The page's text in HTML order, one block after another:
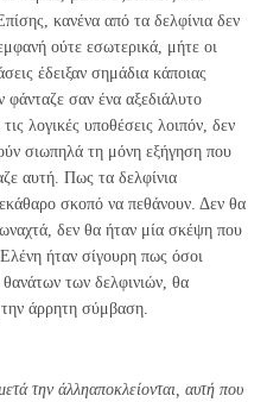
κανένα από τα δελφίνια δεν
ούτε εσωτερικά, μήτε οι
έδειξαν σημάδια κάποιας
φάνταζε σαν ένα αξεδιάλυτο
λογικές υποθέσεις λοιπόν, δεν
σιωπηλά τη μόνη εξήγηση που
αυτή. Πως τα δελφίνια
σκοπό να πεθάνουν. Δεν θα
δεν θα ήταν μία σκέψη που
ήταν σίγουρη πως όσοι
των δελφινιών, θα
άρρητη σύμβαση.
την άλληαποκλείονται, αυτή που